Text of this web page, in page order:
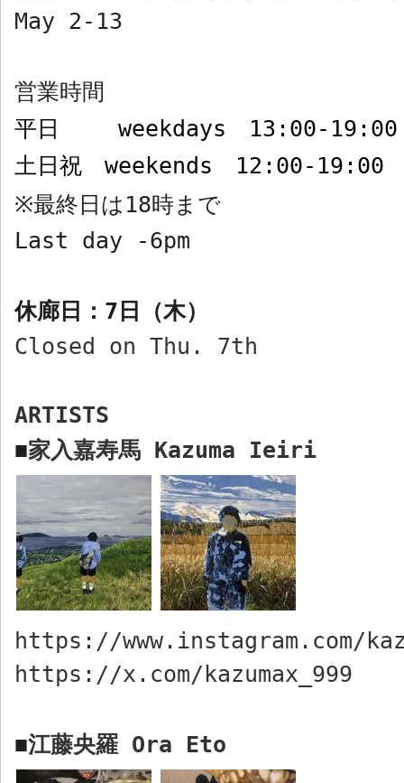
May 2-13
営業時間
平日 weekdays
13:00-19:00
土日祝 weekends 12:00-19:00
※最終日は 18時まで
Last day -6pm
休廊日： 7 日（木）
Closed on Thu. 7th
ARTISTS
■家入嘉寿馬 Kazuma Ieiri
https://www.instagram.com/
https://x.com/kazumax_999
■江藤央羅 Ora Eto